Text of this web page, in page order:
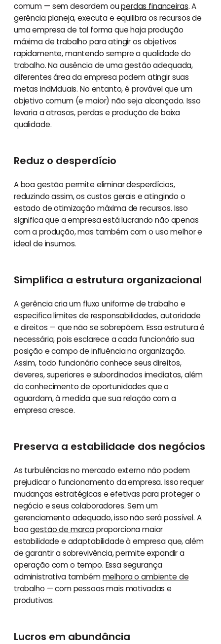
comum — sem desordem ouperdas financeiras. A
gerência planeja, executa e equilibra os recursos de
uma empresa de tal forma que haja produção
máxima de trabalho para atingir os objetivos
rapidamente, mantendo sempre a qualidade do
trabalho. Na ausência de uma gestão adequada,
diferentes área da empresa podem atingir suas
metas individuais. No entanto, é provável que um
objetivo comum (e maior) não seja alcançado. Isso
levaria a atrasos, perdas e produção de baixa
qualidade.
Reduz o desperdício
A boa gestão permite eliminar desperdícios,
reduzindo assim, os custos gerais e atingindo o
estado de otimização máxima de recursos. Isso
significa que a empresa está lucrando não apenas
com a produção, mas também com o uso melhor e
ideal de insumos.
Simplifica a estrutura organizacional
A gerência cria um fluxo uniforme de trabalho e
especifica limites de responsabilidades, autoridade
e direitos — que não se sobrepõem. Essa estrutura é
necessária, pois esclarece a cada funcionário sua
posição e campo de influência na organização.
Assim, todo funcionário conhece seus direitos,
deveres, superiores e subordinados imediatos, além
do conhecimento de oportunidades que o
aguardam, à medida que sua relação com a
empresa cresce.
Preserva a estabilidade dos negócios
As turbulências no mercado externo não podem
prejudicar o funcionamento da empresa. Isso requer
mudanças estratégicas e efetivas para proteger o
negócio e seus colaboradores. Sem um
gerenciamento adequado, isso não será possível. A
boagestão de marcaproporciona maior
estabilidade e adaptabilidade à empresa que, além
de garantir a sobrevivência, permite expandir a
operação com o tempo. Essa segurança
administrativa tambémmelhora o ambiente de
trabalho — com pessoas mais motivadas e
produtivas.
Lucros em abundância